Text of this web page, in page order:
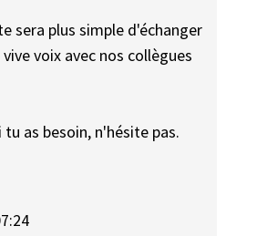
sera plus simple d'échanger
voix avec nos collègues
as besoin, n'hésite pas.